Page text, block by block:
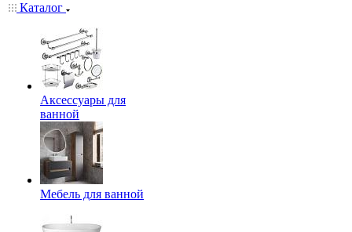
Каталог
Аксессуары для
ванной
Мебель для ванной